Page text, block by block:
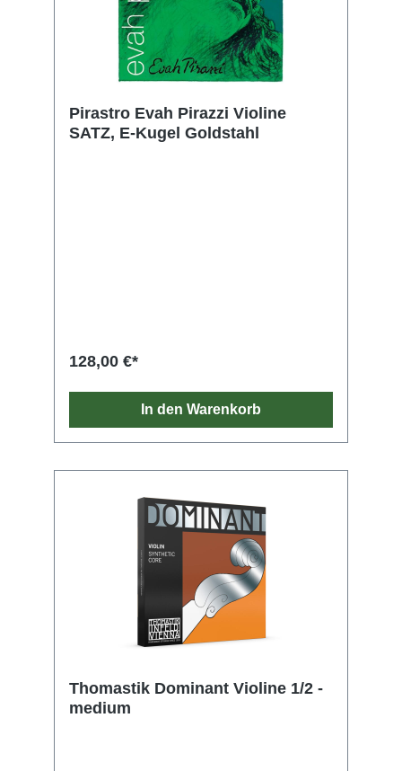
Pirastro Evah Pirazzi Violine
SATZ, E-Kugel Goldstahl
128,00 €*
In den Warenkorb
Thomastik Dominant Violine 1/2 -
medium